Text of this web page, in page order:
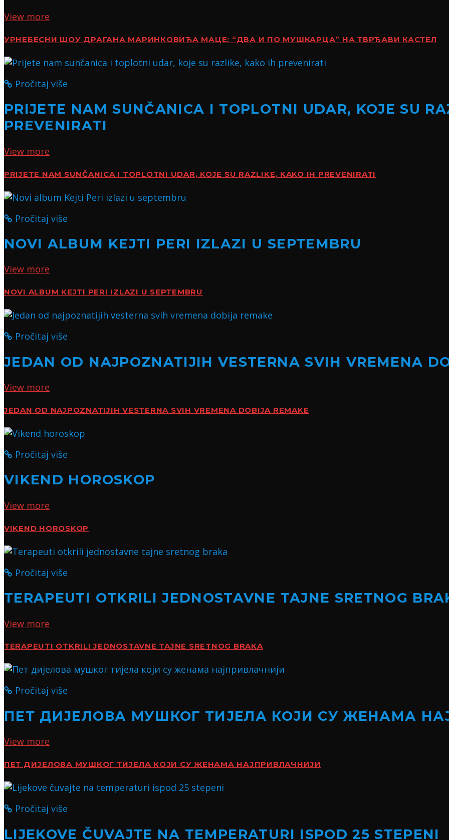
View more
УРНЕБЕСНИ ШОУ ДРАГАНА МАРИНКОВИЋА МАЦЕ: “ДВА И ПО МУШКАРЦА” НА ТВРЂАВИ КАСТЕЛ
Pročitaj više
PRIJETE NAM SUNČANICA I TOPLOTNI UDAR, KOJE SU
PREVENIRATI
View more
PRIJETE NAM SUNČANICA I TOPLOTNI UDAR, KOJE SU RAZLIKE, KAKO IH PREVENIRATI
Pročitaj više
NOVI ALBUM KEJTI PERI IZLAZI U SEPTEMBRU
View more
NOVI ALBUM KEJTI PERI IZLAZI U SEPTEMBRU
Pročitaj više
JEDAN OD NAJPOZNATIJIH VESTERNA SVIH VREMENA
View more
JEDAN OD NAJPOZNATIJIH VESTERNA SVIH VREMENA DOBIJA REMAKE
Pročitaj više
VIKEND HOROSKOP
View more
VIKEND HOROSKOP
Pročitaj više
TERAPEUTI OTKRILI JEDNOSTAVNE TAJNE SRETNOG
View more
TERAPEUTI OTKRILI JEDNOSTAVNE TAJNE SRETNOG BRAKA
Pročitaj više
ПЕТ ДИЈЕЛОВА МУШКОГ ТИЈЕЛА КОЈИ СУ ЖЕНАМА
View more
ПЕТ ДИЈЕЛОВА МУШКОГ ТИЈЕЛА КОЈИ СУ ЖЕНАМА НАЈПРИВЛАЧНИЈИ
Pročitaj više
LIJEKOVE ČUVAJTE NA TEMPERATURI ISPOD 25 STEPENI